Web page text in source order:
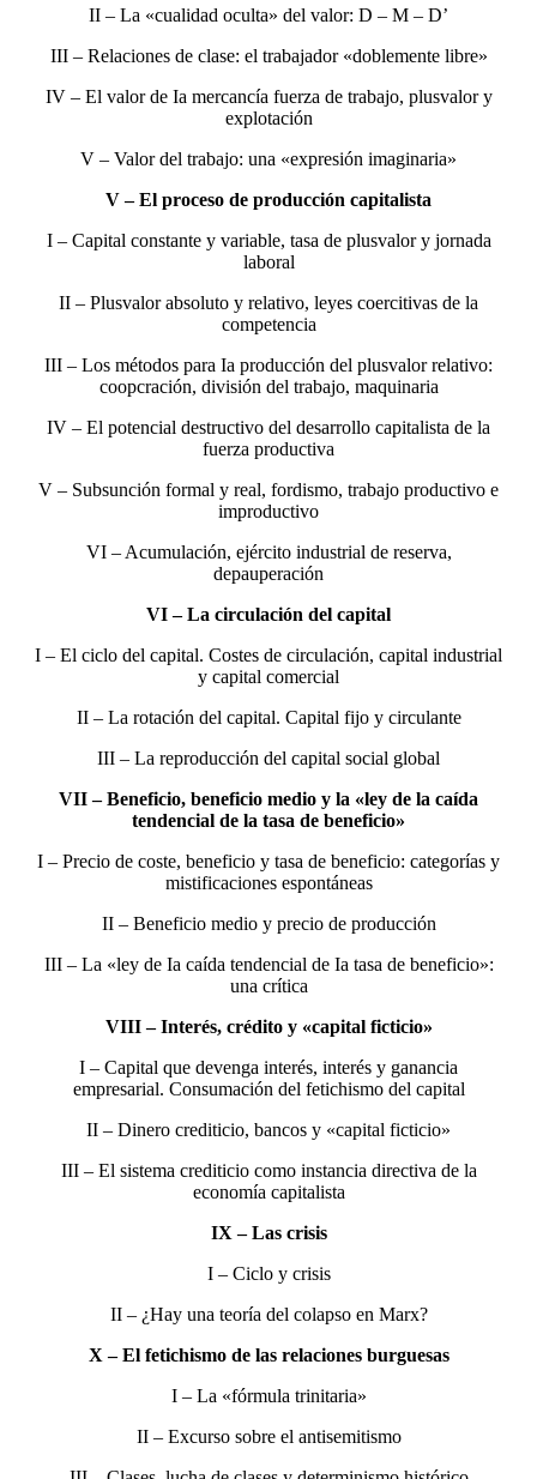
II – La «cualidad oculta» del valor: D – M – D’
III – Relaciones de clase: el trabajador «doblemente libre»
IV – El valor de Ia mercancía fuerza de trabajo, plusvalor y
explotación
V – Valor del trabajo: una «expresión imaginaria»
V – El proceso de producción capitalista
I – Capital constante y variable, tasa de plusvalor y jornada
laboral
II – Plusvalor absoluto y relativo, leyes coercitivas de la
competencia
III – Los métodos para Ia producción del plusvalor relativo:
coopcración, división del trabajo, maquinaria
IV – El potencial destructivo del desarrollo capitalista de la
fuerza productiva
V – Subsunción formal y real, fordismo, trabajo productivo e
improductivo
VI – Acumulación, ejército industrial de reserva,
depauperación
VI – La circulación del capital
I – El ciclo del capital. Costes de circulación, capital industrial
y capital comercial
II – La rotación del capital. Capital fijo y circulante
III – La reproducción del capital social global
VII – Beneficio, beneficio medio y la «ley de la caída
tendencial de la tasa de beneficio»
I – Precio de coste, beneficio y tasa de beneficio: categorías y
mistificaciones espontáneas
II – Beneficio medio y precio de producción
III – La «ley de Ia caída tendencial de Ia tasa de beneficio»:
una crítica
VIII – Interés, crédito y «capital ficticio»
I – Capital que devenga interés, interés y ganancia
empresarial. Consumación del fetichismo del capital
II – Dinero crediticio, bancos y «capital ficticio»
III – El sistema crediticio como instancia directiva de la
economía capitalista
IX – Las crisis
I – Ciclo y crisis
II – ¿Hay una teoría del colapso en Marx?
X – El fetichismo de las relaciones burguesas
I – La «fórmula trinitaria»
II – Excurso sobre el antisemitismo